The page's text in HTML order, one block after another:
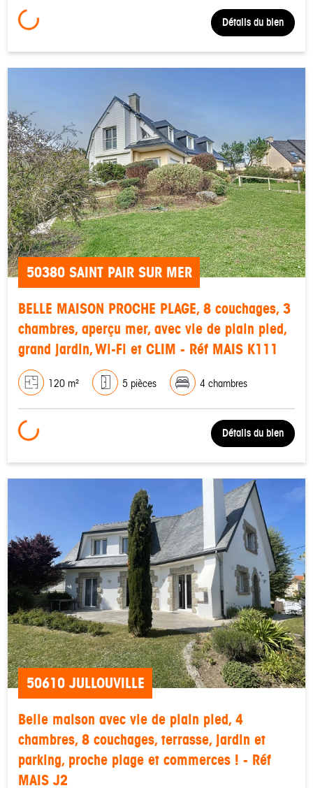
Loading... Détails du bien
50380 SAINT PAIR SUR MER
BELLE MAISON PROCHE PLAGE, 8 couchages, 3
chambres, aperçu mer, avec vie de plain pied,
grand jardin, Wi-Fi et CLIM - Réf MAIS K111
120 m² 5 pièces 4 chambres
Loading... Détails du bien
50610 JULLOUVILLE
Belle maison avec vie de plain pied, 4
chambres, 8 couchages, terrasse, jardin et
parking, proche plage et commerces ! - Réf
MAIS J2